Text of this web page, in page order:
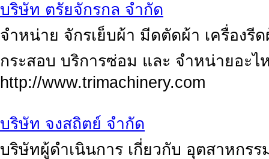
บริษัท ตรัยจักรกล จำกัด
จำหน่าย จักรเย็บผ้า มีดตัดผ้า เครื่องรี
กระสอบ บริการซ่อม และ จำหน่ายอะไ
http://www.trimachinery.com
บริษัท จงสถิตย์ จำกัด
บริษัทผู้ดำเนินการ เกี่ยวกับ อุตสาหกรร